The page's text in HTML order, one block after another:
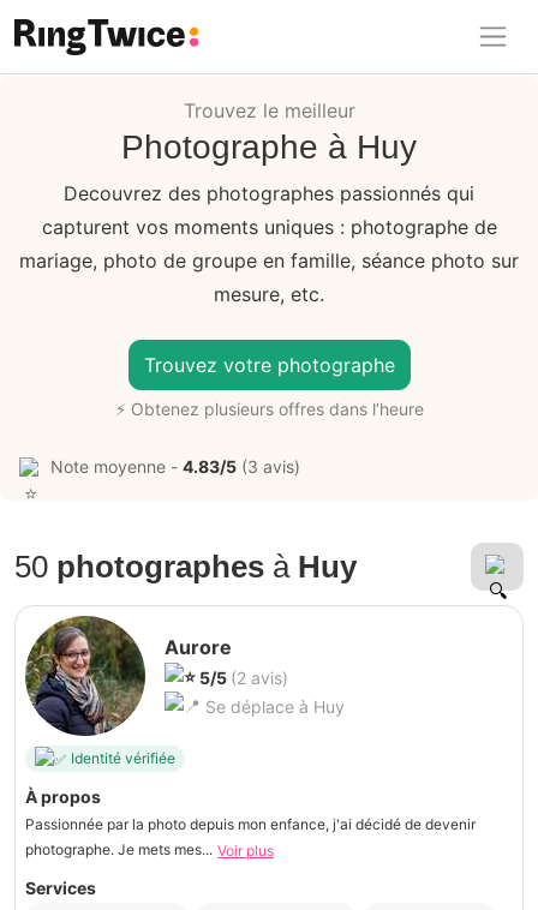
Ring Twice
Trouvez le meilleur
Photographe à Huy
Decouvrez des photographes passionnés qui
capturent vos moments uniques : photographe de
mariage, photo de groupe en famille, séance photo sur
mesure, etc.
Trouvez votre photographe
⚡ Obtenez plusieurs offres dans l’heure
Note moyenne - 4.83/5 (3 avis)
50 photographes à Huy
Aurore
5/5 (2 avis)
Se déplace à Huy
Identité vérifiée
À propos
Passionnée par la photo depuis mon enfance, j'ai décidé de devenir
photographe. Je mets mes... Voir plus
Services